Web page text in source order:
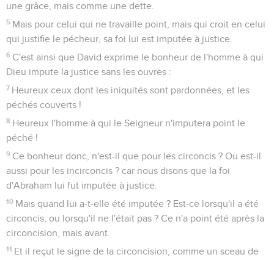
une grâce, mais comme une dette.
5 Mais pour celui qui ne travaille point, mais qui croit en celui
qui justifie le pécheur, sa foi lui est imputée à justice.
6 C'est ainsi que David exprime le bonheur de l'homme à qui
Dieu impute la justice sans les ouvres :
7 Heureux ceux dont les iniquités sont pardonnées, et les
péchés couverts !
8 Heureux l'homme à qui le Seigneur n'imputera point le
péché !
9 Ce bonheur donc, n'est-il que pour les circoncis ? Ou est-il
aussi pour les incirconcis ? car nous disons que la foi
d'Abraham lui fut imputée à justice.
10 Mais quand lui a-t-elle été imputée ? Est-ce lorsqu'il a été
circoncis, ou lorsqu'il ne l'était pas ? Ce n'a point été après la
circoncision, mais avant.
11 Et il reçut le signe de la circoncision, comme un sceau de